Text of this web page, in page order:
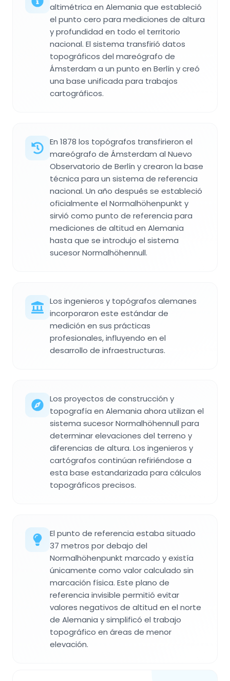
altimétrica en Alemania que estableció
el punto cero para mediciones de altura
y profundidad en todo el territorio
nacional. El sistema transfirió datos
topográficos del mareógrafo de
Ámsterdam a un punto en Berlín y creó
una base unificada para trabajos
cartográficos.
En 1878 los topógrafos transfirieron el
mareógrafo de Ámsterdam al Nuevo
Observatorio de Berlín y crearon la base
técnica para un sistema de referencia
nacional. Un año después se estableció
oficialmente el Normalhöhenpunkt y
sirvió como punto de referencia para
mediciones de altitud en Alemania
hasta que se introdujo el sistema
sucesor Normalhöhennull.
Los ingenieros y topógrafos alemanes
incorporaron este estándar de
medición en sus prácticas
profesionales, influyendo en el
desarrollo de infraestructuras.
Los proyectos de construcción y
topografía en Alemania ahora utilizan el
sistema sucesor Normalhöhennull para
determinar elevaciones del terreno y
diferencias de altura. Los ingenieros y
cartógrafos continúan refiriéndose a
esta base estandarizada para cálculos
topográficos precisos.
El punto de referencia estaba situado
37 metros por debajo del
Normalhöhenpunkt marcado y existía
únicamente como valor calculado sin
marcación física. Este plano de
referencia invisible permitió evitar
valores negativos de altitud en el norte
de Alemania y simplificó el trabajo
topográfico en áreas de menor
elevación.